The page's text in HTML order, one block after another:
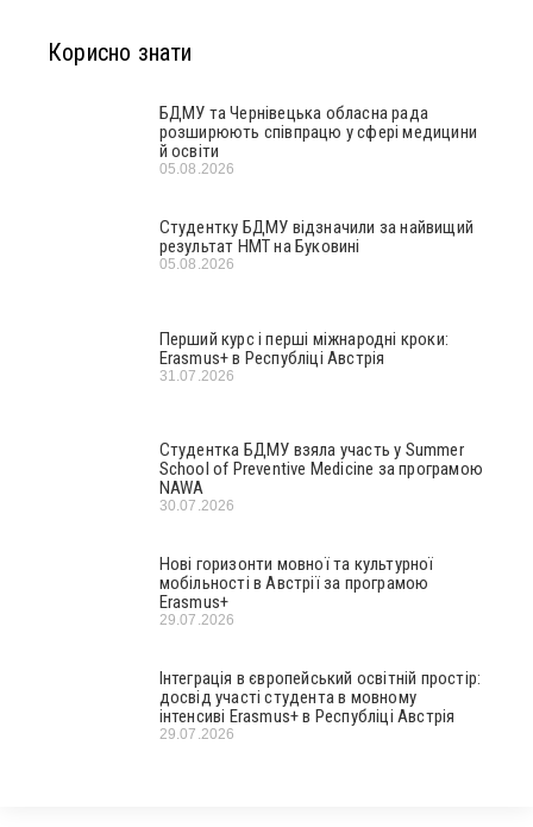
Корисно знати
БДМУ та Чернівецька обласна рада
розширюють співпрацю у сфері медицини
й освіти
05.08.2026
Студентку БДМУ відзначили за найвищий
результат НМТ на Буковині
05.08.2026
Перший курс і перші міжнародні кроки:
Erasmus+ в Республіці Австрія
31.07.2026
Студентка БДМУ взяла участь у Summer
School of Preventive Medicine за програмою
NAWA
30.07.2026
Нові горизонти мовної та культурної
мобільності в Австрії за програмою
Erasmus+
29.07.2026
Інтеграція в європейський освітній простір:
досвід участі студента в мовному
інтенсиві Erasmus+ в Республіці Австрія
29.07.2026